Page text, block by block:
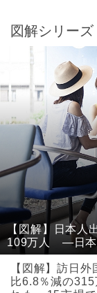
図解シリーズ
【図解】日本
109万人 ―日本
【図解】訪日
比6.8％減の